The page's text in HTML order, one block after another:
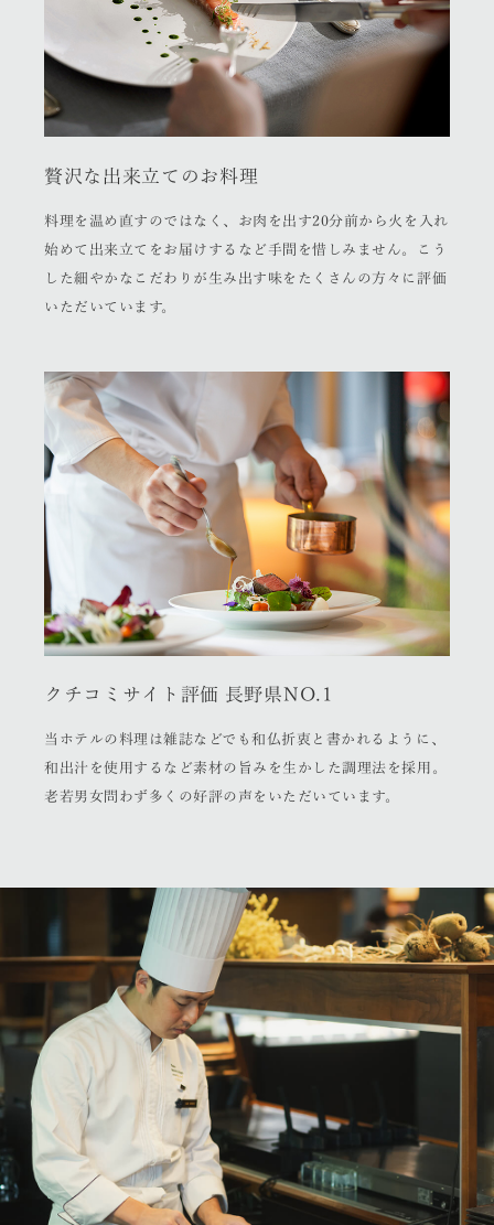
贅沢な出来立てのお料理
料理を温め直すのではなく、お肉を出す20分前から火を入れ
始めて出来立てをお届けするなど手間を惜しみません。こう
した細やかなこだわりが生み出す味をたくさんの方々に評価
いただいています。
クチコミサイト評価 長野県NO.1
当ホテルの料理は雑誌などでも和仏折衷と書かれるように、
和出汁を使用するなど素材の旨みを生かした調理法を採用。
老若男女問わず多くの好評の声をいただいています。